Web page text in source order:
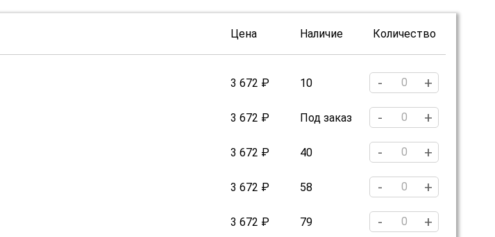
Цена Наличие Количество
3 672 ₽ 10 - +
3 672 ₽ Под заказ - +
3 672 ₽ 40 - +
3 672 ₽ 58 - +
3 672 ₽ 79 - +